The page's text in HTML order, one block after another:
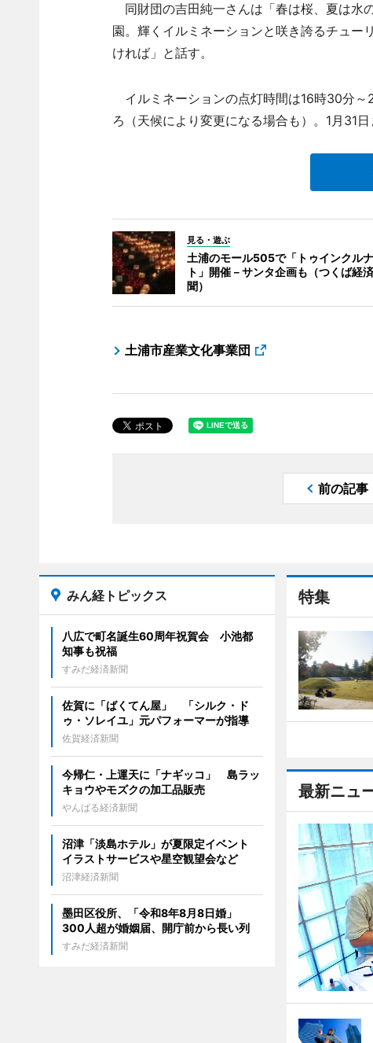
同財団の吉田純一さんは「春は桜、夏は水
園。輝くイルミネーションと咲き誇るチュー
ければ」と話す。
イルミネーションの点灯時間は16時30分～
ろ（天候により変更になる場合も）。1月31日
見る・遊ぶ
土浦のモール505で「トゥインクル
ト」開催－サンタ企画も（つくば経
聞）
土浦市産業文化事業団
前の記事
特集
最新ニュ
みん経トピックス
八広で町名誕生60周年祝賀会 小池都
知事も祝福
すみだ経済新聞
佐賀に「ばくてん屋」 「シルク・ド
ゥ・ソレイユ」元パフォーマーが指導
佐賀経済新聞
今帰仁・上運天に「ナギッコ」 島ラッ
キョウやモズクの加工品販売
やんばる経済新聞
沼津「淡島ホテル」が夏限定イベント
イラストサービスや星空観望会など
沼津経済新聞
墨田区役所、「令和8年8月8日婚」
300人超が婚姻届、開庁前から長い列
すみだ経済新聞